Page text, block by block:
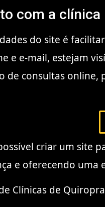
com a clínica
do site é
e e-mail, estejam
de consultas online,
criar um site
e oferecendo uma
Clínicas de